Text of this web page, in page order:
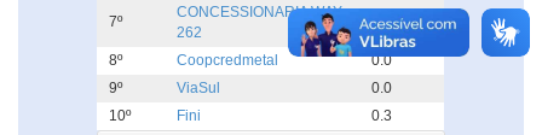
7º
CONCESSIONARIA WAY
262
0.0
8º Coopcredmetal
0.0
9º
ViaSul
0.0
10º
Fini 0.3